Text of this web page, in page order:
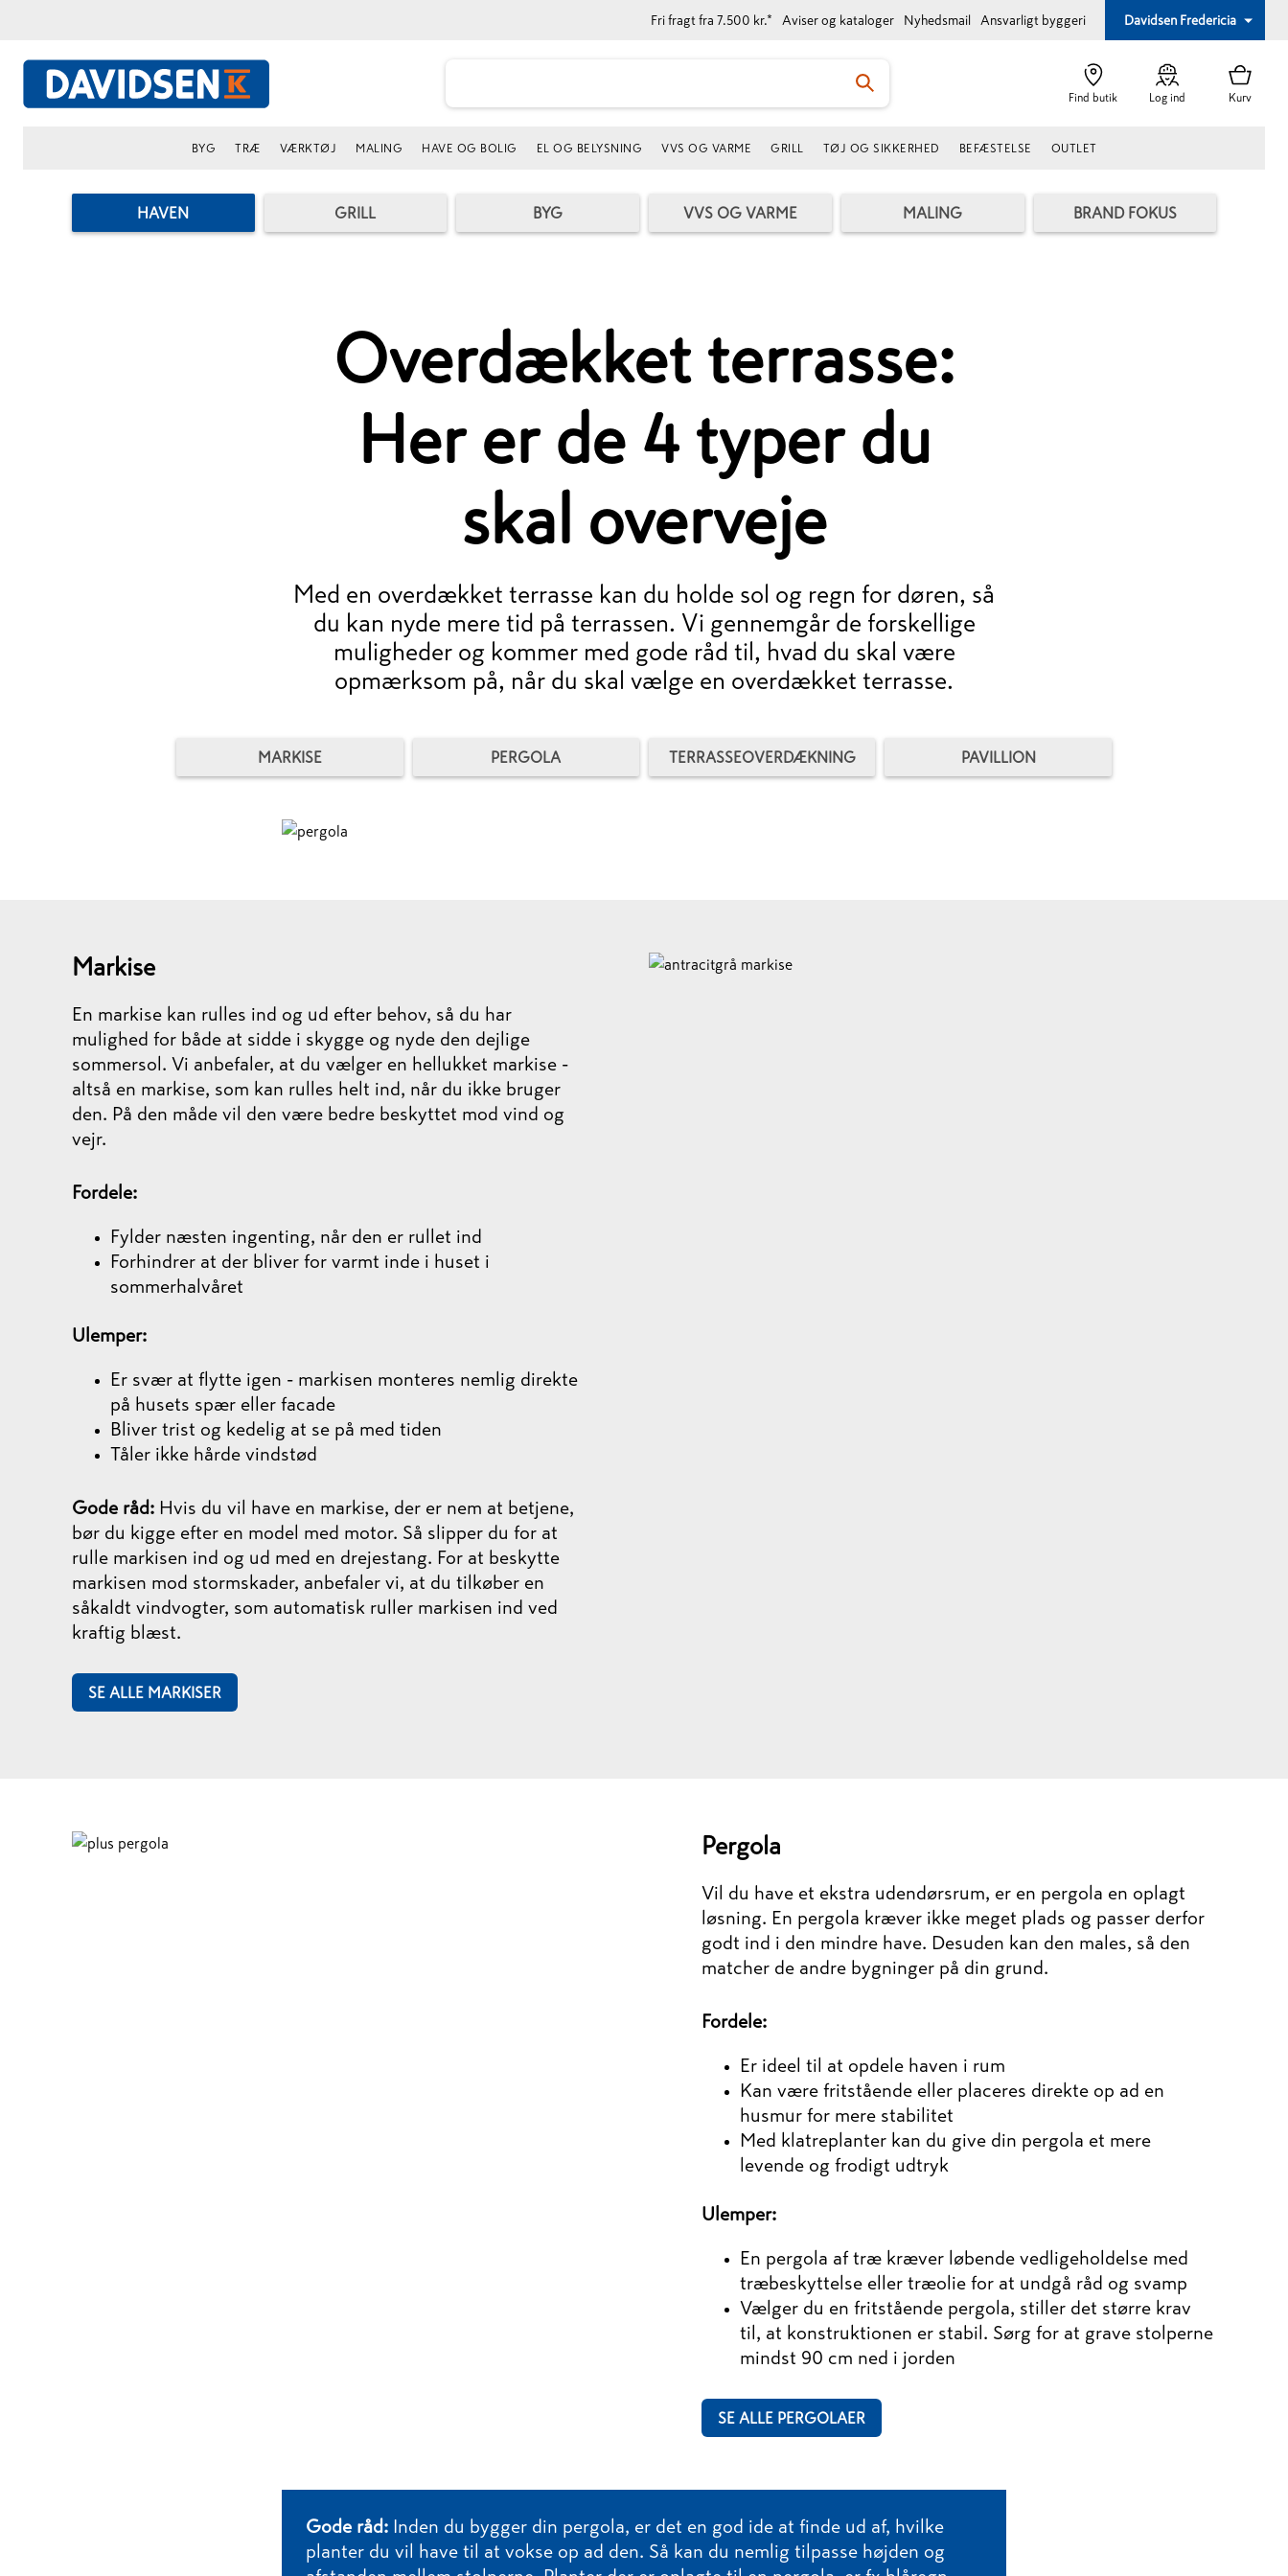
Fri fragt fra 7.500 kr.* Aviser og kataloger Nyhedsmail Ansvarligt byggeri Davidsen Fredericia
Find butik Log ind Kurv
BYG TRÆ VÆRKTØJ MALING HAVE OG BOLIG EL OG BELYSNING VVS OG VARME GRILL TØJ OG SIKKERHED BEFÆSTELSE OUTLET
HAVEN GRILL BYG VVS OG VARME MALING BRAND FOKUS
Overdækket terrasse:
Her er de 4 typer du
skal overveje
Med en overdækket terrasse kan du holde sol og regn for døren, så
du kan nyde mere tid på terrassen. Vi gennemgår de forskellige
muligheder og kommer med gode råd til, hvad du skal være
opmærksom på, når du skal vælge en overdækket terrasse.
MARKISE PERGOLA TERRASSEOVERDÆKNING PAVILLION
Markise
En markise kan rulles ind og ud efter behov, så du har
mulighed for både at sidde i skygge og nyde den dejlige
sommersol. Vi anbefaler, at du vælger en hellukket markise -
altså en markise, som kan rulles helt ind, når du ikke bruger
den. På den måde vil den være bedre beskyttet mod vind og
vejr.
Fordele:
Fylder næsten ingenting, når den er rullet ind
Forhindrer at der bliver for varmt inde i huset i
sommerhalvåret
Ulemper:
Er svær at flytte igen - markisen monteres nemlig direkte
på husets spær eller facade
Bliver trist og kedelig at se på med tiden
Tåler ikke hårde vindstød
Gode råd:Hvis du vil have en markise, der er nem at betjene,
bør du kigge efter en model med motor. Så slipper du for at
rulle markisen ind og ud med en drejestang. For at beskytte
markisen mod stormskader, anbefaler vi, at du tilkøber en
såkaldt vindvogter, som automatisk ruller markisen ind ved
kraftig blæst.
SE ALLE MARKISER
Pergola
Vil du have et ekstra udendørsrum, er en pergola en oplagt
løsning. En pergola kræver ikke meget plads og passer derfor
godt ind i den mindre have. Desuden kan den males, så den
matcher de andre bygninger på din grund.
Fordele:
Er ideel til at opdele haven i rum
Kan være fritstående eller placeres direkte op ad en
husmur for mere stabilitet
Med klatreplanter kan du give din pergola et mere
levende og frodigt udtryk
Ulemper:
En pergola af træ kræver løbende vedligeholdelse med
træbeskyttelse eller træolie for at undgå råd og svamp
Vælger du en fritstående pergola, stiller det større krav
til, at konstruktionen er stabil. Sørg for at grave stolperne
mindst 90 cm ned i jorden
SE ALLE PERGOLAER
Gode råd:Inden du bygger din pergola, er det en god ide at finde ud af, hvilke
planter du vil have til at vokse op ad den. Så kan du nemlig tilpasse højden og